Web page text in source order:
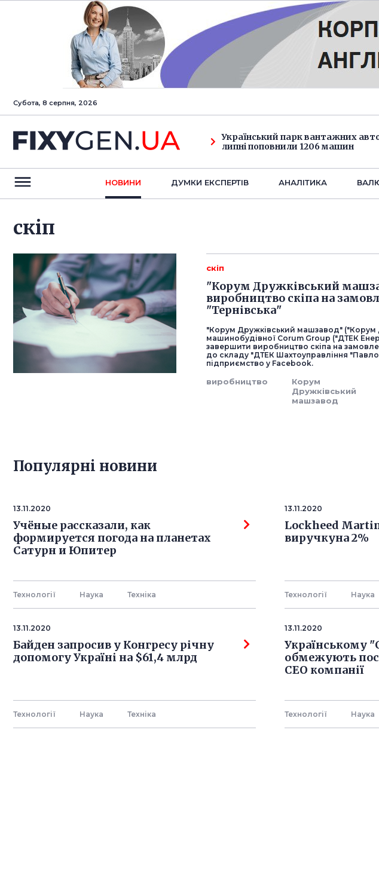
Субота, 8 серпня, 2026
Український парк вантажних
липні поповнили 1206 машин
НОВИНИ ДУМКИ ЕКСПЕРТIВ АНАЛIТИКА
скіп
скіп
"Корум Дружківський
виробництво скіпа на
"Тернівська"
"Корум Дружківський машзавод"
машинобудівної Corum Group ("ДТЕК
завершити виробництво скіпа на
до складу "ДТЕК Шахтоуправління
підприємство у Facebook.
виробництво
Корум
Дружківський
машзавод
Популярнi новини
13.11.2020
Учёные рассказали, как
формируется погода на планетах
Сатурн и Юпитер
Технології Наука Технiка
13.11.2020
Lockheed
виручкуна 2%
Технології Наука
13.11.2020
Байден запросив у Конгресу річну
допомогу Україні на $61,4 млрд
Технології Наука Технiка
13.11.2020
Українському
обмежують
СЕО компанії
Технології Наука